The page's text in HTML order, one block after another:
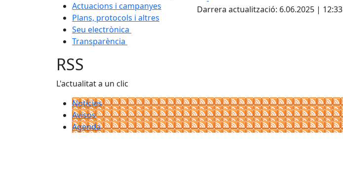
Actuacions i campanyes
Plans, protocols i altres
Seu electrònica
Transparència
Darrera actualització: 6.06.2025 | 12:33
RSS
L'actualitat a un clic
Notícies
Avisos
Agenda